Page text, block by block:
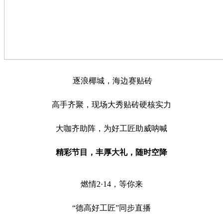
逐浪椰城，海边赛贴砖
高手齐聚，现场大秀贴砖硬核实力
大咖齐助阵，为好工匠助威呐喊
精彩节目，丰厚大礼，随时空降
燃情2·14，等你来
“德高好工匠”同步直播